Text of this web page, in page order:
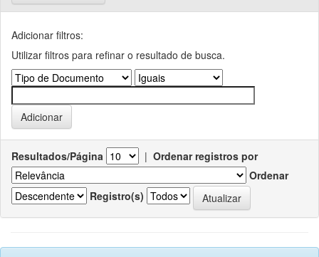
Adicionar filtros:
Utilizar filtros para refinar o resultado de busca.
Resultados/Página | Ordenar registros por
Ordenar
Registro(s)